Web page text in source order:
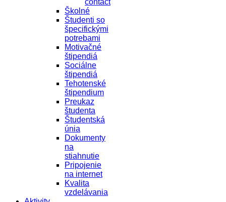
contact
Školné
Študenti so
špecifickými
potrebami
Motivačné
štipendiá
Sociálne
štipendiá
Tehotenské
štipendium
Preukaz
študenta
Študentská
únia
Dokumenty
na
stiahnutie
Pripojenie
na internet
Kvalita
vzdelávania